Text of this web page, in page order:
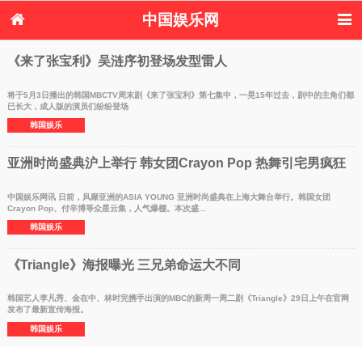
中国娱乐网
首页 新闻 女性
体育花边
音乐新闻 影视新闻
内地明星八卦
港台明星八卦
《来了张宝利》吴涟序初登场发型雷人
将于5月3日播出的韩国MBCTV周末剧《来了张宝利》第七集中，一晃15年过去，剧中的主角们都
已长大，成人版的演员们纷纷登场
韩国娱乐
亚洲时尚盛典沪上举行 韩女团Crayon Pop 热舞引宅男疯狂
中国娱乐网讯 日前，风靡亚洲的ASIA YOUNG 亚洲时尚盛典在上海大舞台举行。韩国女团
Crayon Pop、付辛博等众星云集，人气爆棚。本次盛...
韩国娱乐
《Triangle》海报曝光 三兄弟命运大不同
韩国艺人李凡秀、金在中、林时完携手出演的MBC的新周一周二剧《Triangle》29日上午在官网
发布了最新宣传海报。
韩国娱乐